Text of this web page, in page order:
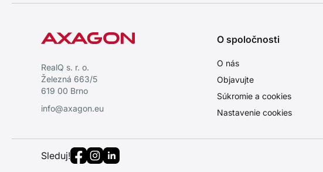
RealQ s. r. o.
Železná 663/5
619 00 Brno
info@axagon.eu
O spoločnosti
O nás
Objavujte
Súkromie a cookies
Nastavenie cookies
Sleduj!